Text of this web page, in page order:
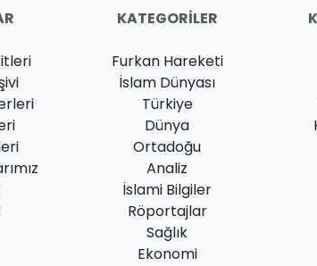
KATEGORILER
Furkan Hareketi
İslam Dünyası
Türkiye
Dünya
Ortadoğu
Analiz
İslami Bilgiler
Röportajlar
Sağlık
Ekonomi